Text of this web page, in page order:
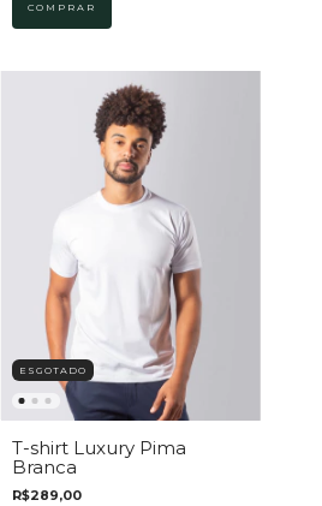
COMPRAR
ESGOTADO
T-shirt Luxury Pima
Branca
R$289,00